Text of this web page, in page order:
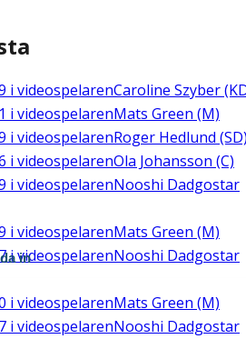
i videospelarenCaroline Szyber
i videospelarenMats Green (M)
i videospelarenRoger Hedlund
i videospelarenOla Johansson (C)
i videospelarenNooshi Dadgostar
i videospelarenMats Green (M)
i videospelarenNooshi Dadgostar
i videospelarenMats Green (M)
i videospelarenNooshi Dadgostar
in